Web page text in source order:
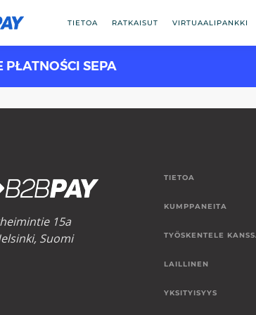
TIETOA RATKAISUT VIRTUAALIPANKKI
PŁATNOŚCI SEPA
15a
Suomi
TIETOA
KUMPPANEITA
TYÖSKENTELE
LAILLINEN
YKSITYISYYS